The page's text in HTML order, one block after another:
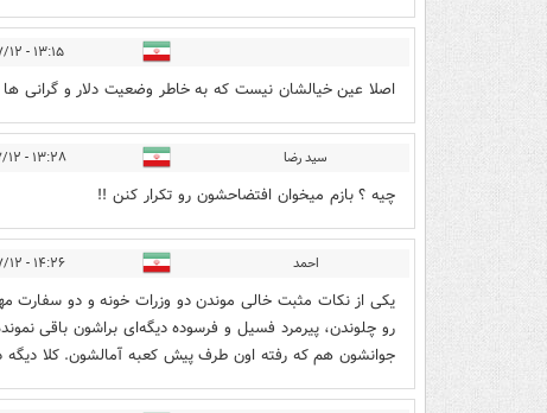
۱۳:۱۵ - ۱۳۹۷/۰۷/۱۲
اصلا عین خیالشان نیست که به خاطر وضعیت دلار و گرانی ها
سید رضا ۱۳:۲۸ - ۱۳۹۷/۰۷/۱۲
چیه ؟ بازم میخوان افتضاحشون رو تکرار کنن !!
احمد ۱۴:۲۶ - ۱۳۹۷/۰۷/۱۲
یکی از نکات مثبت خالی موندن دو وزرات خونه و دو سفارت
رو چلوندن، پیرمرد فسیل و فرسوده دیگه‌ای براشون باقی
جوانشون هم که رفته اون طرف پیش کعبه آمالشون. کلا